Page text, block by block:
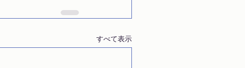
すべて表示